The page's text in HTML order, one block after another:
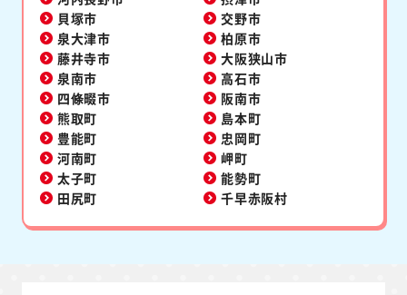
貝塚市
交野市
泉大津市
柏原市
藤井寺市
大阪狭山市
泉南市
高石市
四條畷市
阪南市
熊取町
島本町
豊能町
忠岡町
河南町
岬町
太子町
能勢町
田尻町
千早赤阪村